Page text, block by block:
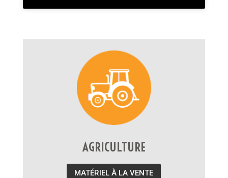
AGRICULTURE
MATÉRIEL À LA VENTE